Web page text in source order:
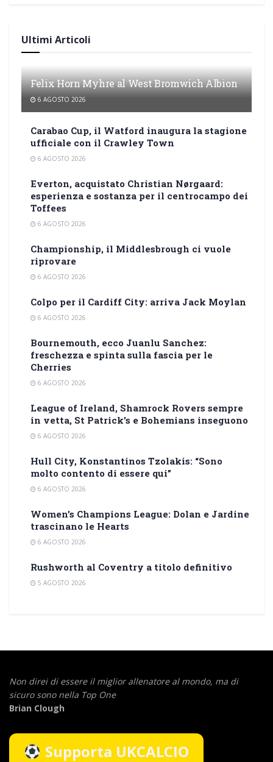
Ultimi Articoli
Felix Horn Myhre al West Bromwich Albion
6 AGOSTO 2026
Carabao Cup, il Watford inaugura la stagione
ufficiale con il Crawley Town
6 AGOSTO 2026
Everton, acquistato Christian Nørgaard:
esperienza e sostanza per il centrocampo dei
Toffees
6 AGOSTO 2026
Championship, il Middlesbrough ci vuole
riprovare
6 AGOSTO 2026
Colpo per il Cardiff City: arriva Jack Moylan
6 AGOSTO 2026
Bournemouth, ecco Juanlu Sanchez:
freschezza e spinta sulla fascia per le
Cherries
6 AGOSTO 2026
League of Ireland, Shamrock Rovers sempre
in vetta, St Patrick’s e Bohemians inseguono
6 AGOSTO 2026
Hull City, Konstantinos Tzolakis: “Sono
molto contento di essere qui”
6 AGOSTO 2026
Women’s Champions League: Dolan e Jardine
trascinano le Hearts
6 AGOSTO 2026
Rushworth al Coventry a titolo definitivo
5 AGOSTO 2026
Non direi di essere il miglior allenatore al mondo, ma di
sicuro sono nella Top One
Brian Clough
Supporta UKCALCIO